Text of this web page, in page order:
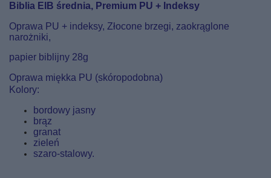
Biblia EIB średnia, Premium PU + Indeksy
Oprawa PU + indeksy, Złocone brzegi, zaokrąglone
narożniki,
papier biblijny 28g
Oprawa miękka PU (skóropodobna)
Kolory:
bordowy jasny
brąz
granat
zieleń
szaro-stalowy.